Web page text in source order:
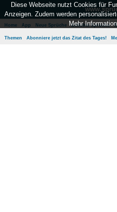
Home App Neue Sprüche Beliebte Sprüche
Themen Abonniere jetzt das Zitat des Tages!
Diese Webseite nutzt Cookies für
Anzeigen. Zudem werden
Mehr Information